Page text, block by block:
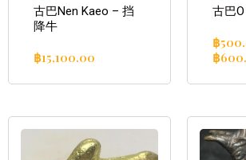
古巴Nen Kaeo – 挡
降牛
฿15,100.00
古巴
฿
฿